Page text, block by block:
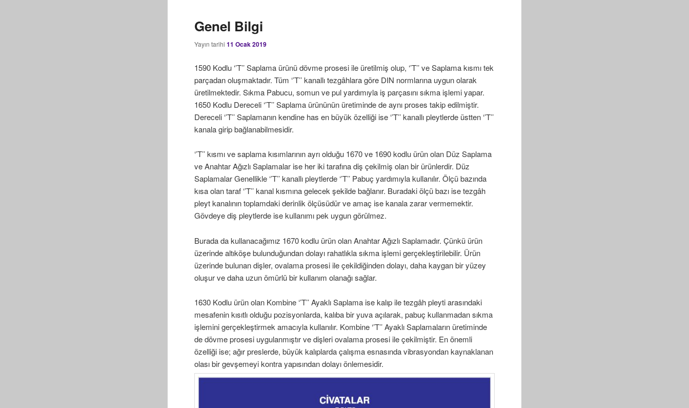
Genel Bilgi
Yayın tarihi11 Ocak 2019
1590 Kodlu ‘’T’’ Saplama ürünü dövme prosesi ile üretilmiş olup, ‘’T’’ ve Saplama kısmı tek
parçadan oluşmaktadır. Tüm ‘’T’’ kanallı tezgâhlara göre DIN normlarına uygun olarak
üretilmektedir. Sıkma Pabucu, somun ve pul yardımıyla iş parçasını sıkma işlemi yapar.
1650 Kodlu Dereceli ‘’T’’ Saplama ürününün üretiminde de aynı proses takip edilmiştir.
Dereceli ‘’T’’ Saplamanın kendine has en büyük özelliği ise ‘’T’’ kanallı pleytlerde üstten ‘’T’’
kanala girip bağlanabilmesidir.
‘’T’’ kısmı ve saplama kısımlarının ayrı olduğu 1670 ve 1690 kodlu ürün olan Düz Saplama
ve Anahtar Ağızlı Saplamalar ise her iki tarafına diş çekilmiş olan bir ürünlerdir. Düz
Saplamalar Genellikle ‘’T’’ kanallı pleytlerde ‘’T’’ Pabuç yardımıyla kullanılır. Ölçü bazında
kısa olan taraf ‘’T’’ kanal kısmına gelecek şekilde bağlanır. Buradaki ölçü bazı ise tezgâh
pleyt kanalının toplamdaki derinlik ölçüsüdür ve amaç ise kanala zarar vermemektir.
Gövdeye diş pleytlerde ise kullanımı pek uygun görülmez.
Burada da kullanacağımız 1670 kodlu ürün olan Anahtar Ağızlı Saplamadır. Çünkü ürün
üzerinde altıköşe bulunduğundan dolayı rahatlıkla sıkma işlemi gerçekleştirilebilir. Ürün
üzerinde bulunan dişler, ovalama prosesi ile çekildiğinden dolayı, daha kaygan bir yüzey
oluşur ve daha uzun ömürlü bir kullanım olanağı sağlar.
1630 Kodlu ürün olan Kombine ‘’T’’ Ayaklı Saplama ise kalıp ile tezgâh pleyti arasındaki
mesafenin kısıtlı olduğu pozisyonlarda, kalıba bir yuva açılarak, pabuç kullanmadan sıkma
işlemini gerçekleştirmek amacıyla kullanılır. Kombine ‘’T’’ Ayaklı Saplamaların üretiminde
de dövme prosesi uygulanmıştır ve dişleri ovalama prosesi ile çekilmiştir. En önemli
özelliği ise; ağır preslerde, büyük kalıplarda çalışma esnasında vibrasyondan kaynaklanan
olası bir gevşemeyi kontra yapısından dolayı önlemesidir.